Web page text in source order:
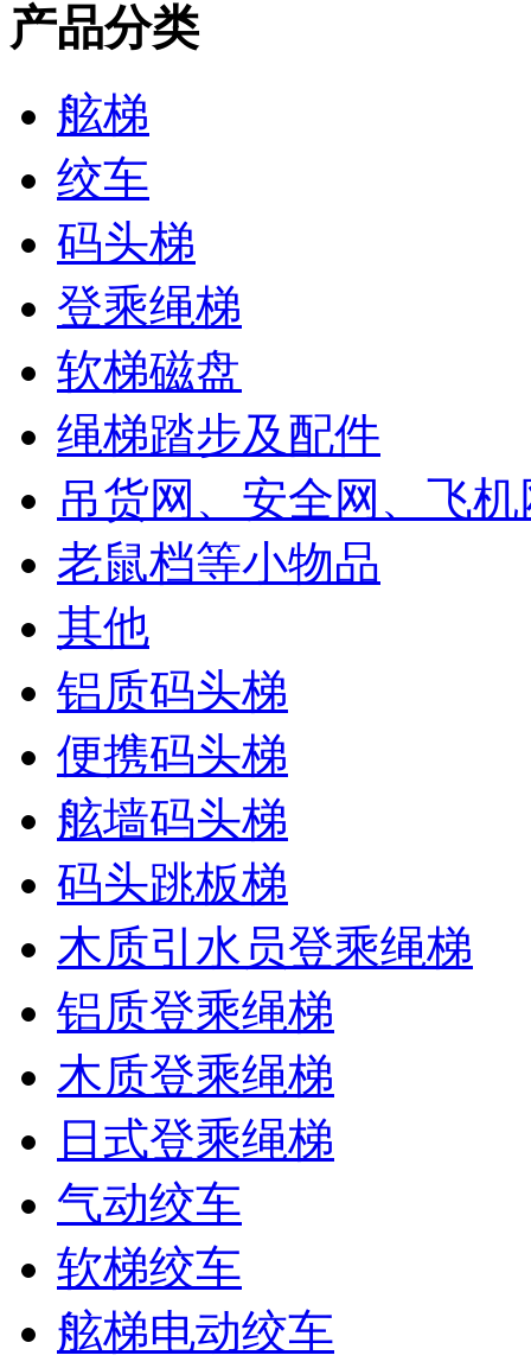
产品分类
舷梯
绞车
码头梯
登乘绳梯
软梯磁盘
绳梯踏步及配件
吊货网、安全网、飞机
老鼠档等小物品
其他
铝质码头梯
便携码头梯
舷墙码头梯
码头跳板梯
木质引水员登乘绳梯
铝质登乘绳梯
木质登乘绳梯
日式登乘绳梯
气动绞车
软梯绞车
舷梯电动绞车